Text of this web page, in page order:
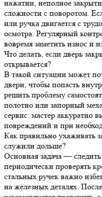
нажатии, неполное
сложности с поворотом.
или ручка двигается с
осмотра. Регулярный
вовремя заметить износ и
Что делать, если дверь
открывается?
В такой ситуации может
двери, чтобы попасть
решить проблему
полотно или запорный
сервис: мастер аккуратно
повреждений и при
Как правильно ухаживать
служили дольше?
Основная задача —
периодически проверять
стальных ручек важно
на железных деталях.